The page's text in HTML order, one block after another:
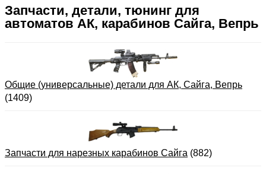
Запчасти, детали, тюнинг для
автоматов АК, карабинов Сайга, Вепрь
Общие (универсальные) детали для АК, Сайга, Вепрь
(1409)
Запчасти для нарезных карабинов Сайга (882)